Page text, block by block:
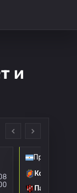
и
Примера Б
Колегиалес
Патронато